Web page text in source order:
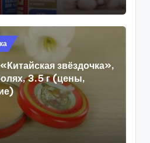
звёздочка»,
3.5 г (цены,